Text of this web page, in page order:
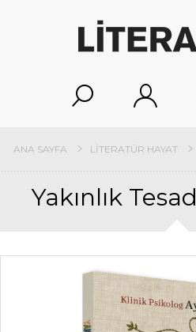
ANA SAYFA LITERATÜR HAYAT
Yakınlık